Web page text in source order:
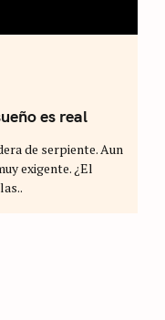
es real
de serpiente. Aun
exigente. ¿El